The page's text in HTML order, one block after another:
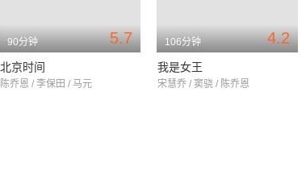
5.7
90分钟
北京时间
陈乔恩 / 李保田 / 马元
4.2
106分钟
我是女王
宋慧乔 / 窦骁 / 陈乔恩